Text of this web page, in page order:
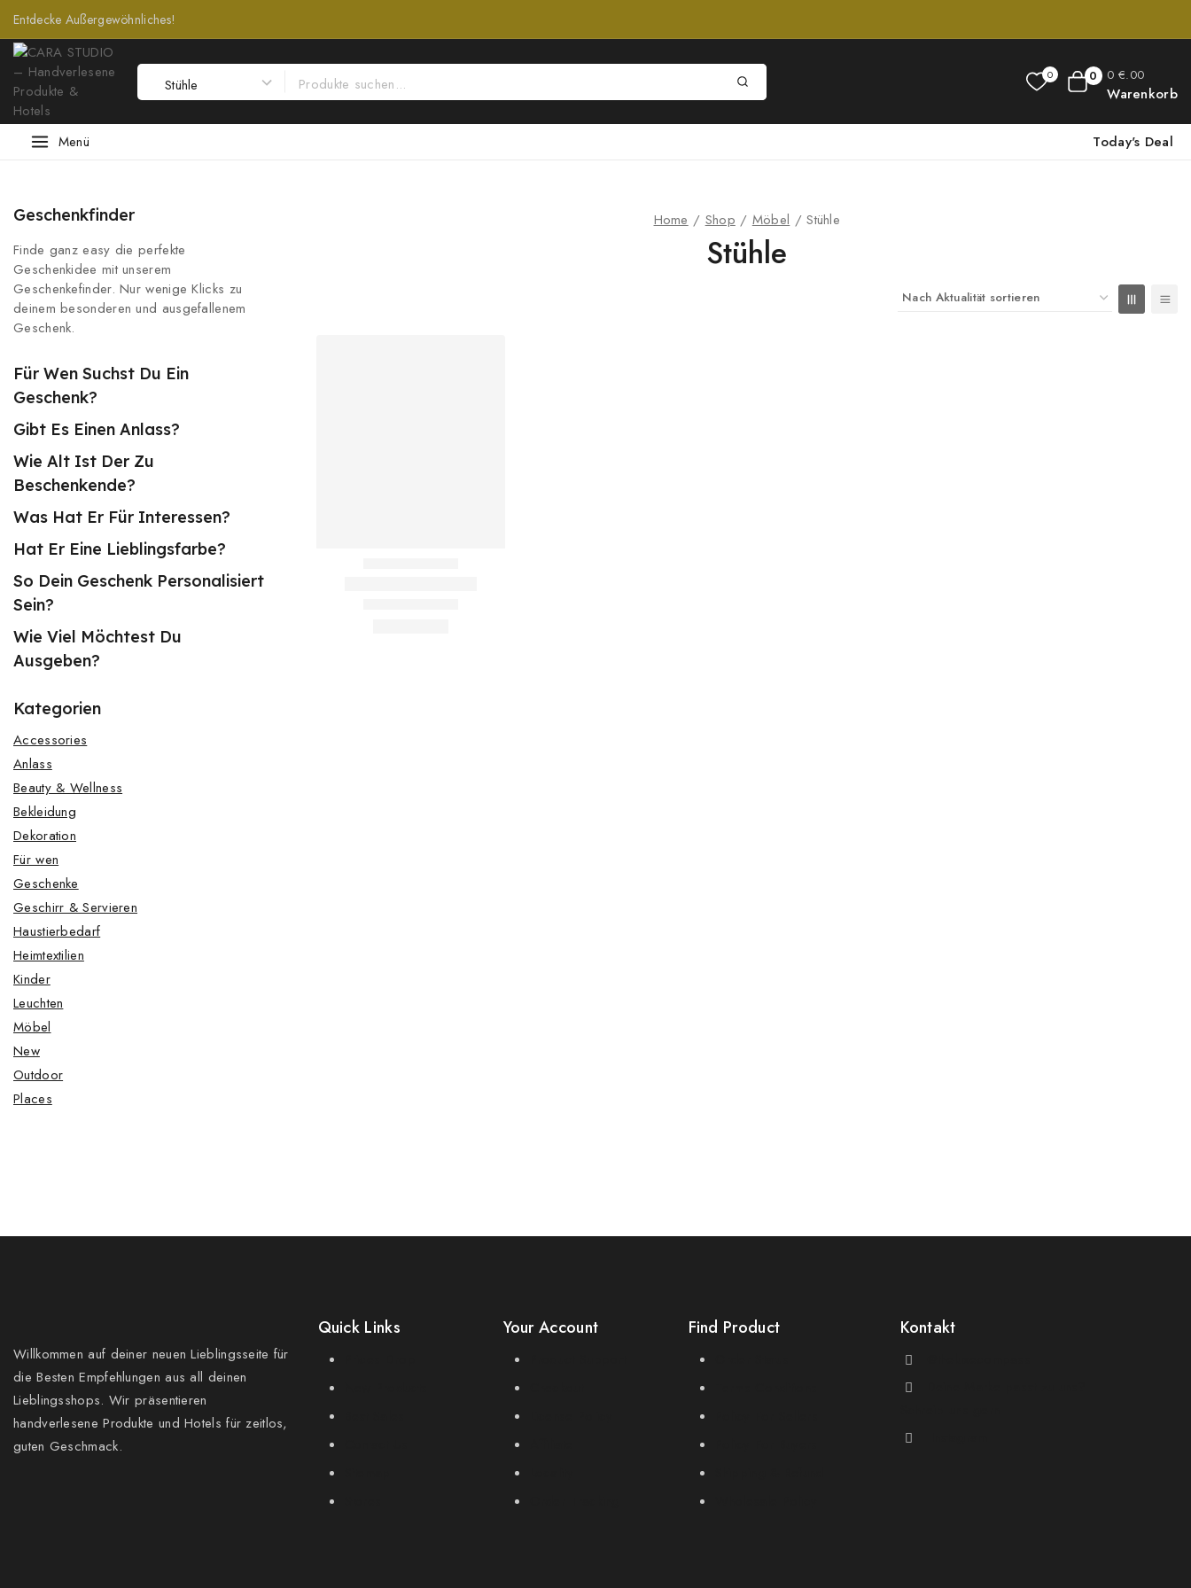
Entdecke Außergewöhnliches!
0 0 0 €.00
Warenkorb
Menü Today's Deal
Home / Shop / Möbel / Stühle
Stühle
Geschenkfinder
Finde ganz easy die perfekte
Geschenkidee mit unserem
Geschenkefinder. Nur wenige Klicks zu
deinem besonderen und ausgefallenem
Geschenk.
Für Wen Suchst Du Ein
Geschenk?
Gibt Es Einen Anlass?
Wie Alt Ist Der Zu
Beschenkende?
Was Hat Er Für Interessen?
Hat Er Eine Lieblingsfarbe?
So Dein Geschenk Personalisiert
Sein?
Wie Viel Möchtest Du
Ausgeben?
Kategorien
Accessories
Anlass
Beauty & Wellness
Bekleidung
Dekoration
Für wen
Geschenke
Geschirr & Servieren
Haustierbedarf
Heimtextilien
Kinder
Leuchten
Möbel
New
Outdoor
Places
Willkommen auf deiner neuen Lieblingsseite für
die Besten Empfehlungen aus all deinen
Lieblingsshops. Wir präsentieren
handverlesene Produkte und Hotels für zeitlos,
guten Geschmack.
Quick Links Your Account Find Product Kontakt